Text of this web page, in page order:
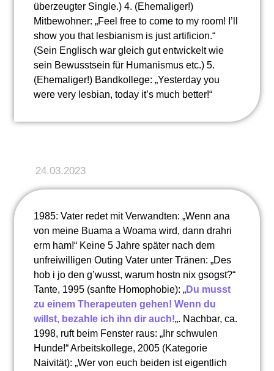
überzeugter Single.) 4. (Ehemaliger!)
Mitbewohner: „Feel free to come to my room! I’ll
show you that lesbianism is just artificion.“
(Sein Englisch war gleich gut entwickelt wie
sein Bewusstsein für Humanismus etc.) 5.
(Ehemaliger!) Bandkollege: „Yesterday you
were very lesbian, today it’s much better!“
24.03.2023
1985: Vater redet mit Verwandten: „Wenn ana
von meine Buama a Woama wird, dann drahri
erm ham!“ Keine 5 Jahre später nach dem
unfreiwilligen Outing Vater unter Tränen: „Des
hob i jo den g’wusst, warum hostn nix gsogst?“
Tante, 1995 (sanfte Homophobie): „Du musst
zu einem Therapeuten gehen! Wenn du
willst, bezahle ich ihn dir auch!„. Nachbar, ca.
1998, ruft beim Fenster raus: „Ihr schwulen
Hunde!“ Arbeitskollege, 2005 (Kategorie
Naivität): „Wer von euch beiden ist eigentlich